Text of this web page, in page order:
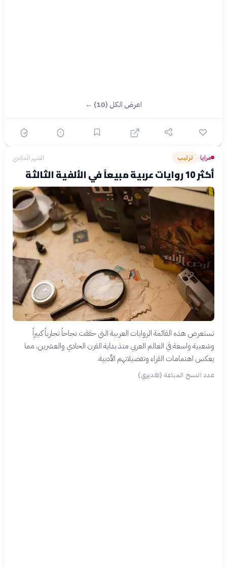
اعرض الكل (10) ←
مرايا› ترتيب الشهر الماضي
أكثر 10 روايات عربية مبيعاً في الألفية الثالثة
تستعرض هذه القائمة الروايات العربية التي حققت نجاحاً تجارياً كبيراً
وشعبية واسعة في العالم العربي منذ بداية القرن الحادي والعشرين، مما
يعكس اهتمامات القراء وتفضيلاتهم الأدبية.
عدد النسخ المباعة (تقديري)